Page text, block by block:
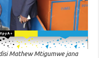
Mathew Mtigumwe jana